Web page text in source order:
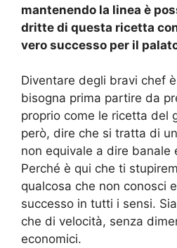
mantenendo la linea è
dritte di questa ricetta
vero successo per il
Diventare degli bravi chef
bisogna prima partire da
proprio come le ricetta del
però, dire che si tratta di
non equivale a dire banale
Perché è qui che ti
qualcosa che non conosci
successo in tutti i sensi.
che di velocità, senza
economici.